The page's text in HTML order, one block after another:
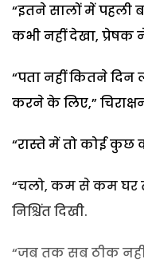
“इतने सालों में पहली
कभी नहीं देखा, प्रेषक
“पता नहीं कितने
करने के लिए,”
“रास्ते में तो कोई कुछ
“चलो, कम से कम घर
निश्चिंत दिखी.
“जब तक सब ठीक नहीं